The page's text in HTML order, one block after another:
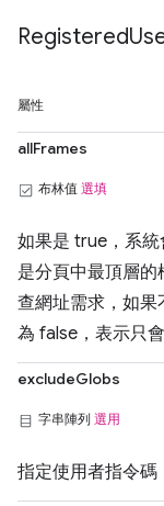
Registered
屬性
allFrames
布林值 選填
如果是 true，系
是分頁中最頂層
查網址需求，如
為 false，表示只
excludeGlobs
字串陣列 選用
指定使用者指令碼